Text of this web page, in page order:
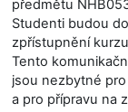
předmětu
Studenti budou
zpřístupnění
Tento
jsou nezbytné
a pro přípravu na